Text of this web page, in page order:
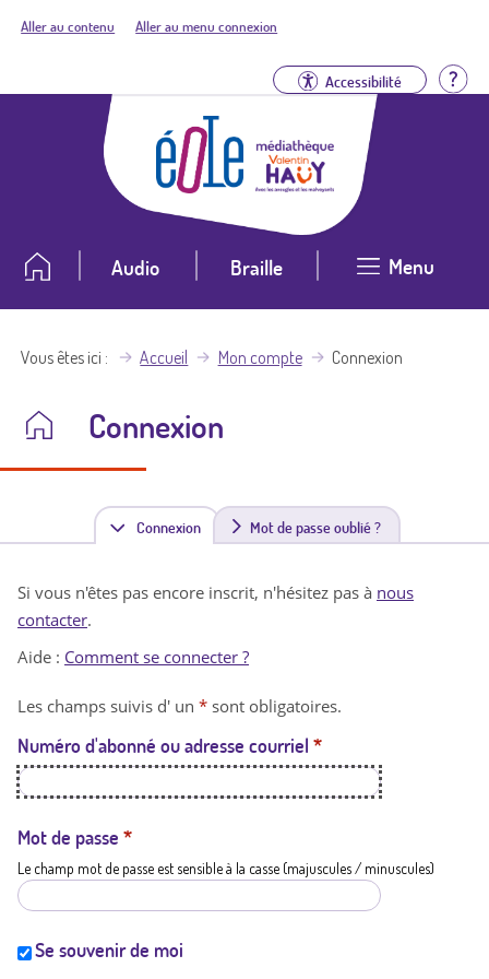
Aller au contenu Aller au menu connexion
Accessibilité
Audio Braille Menu
Vous êtes ici Accueil Mon compte Connexion
Connexion
Connexion(
n
t
a
t
i
Mot de passe oublié ?
Si vous n'êtes pas encore inscrit, n'hésitez pas à nous
contacter.
Aide : Comment se connecter ?
Les champs suivis d' un * sont obligatoires.
Numéro d'abonné ou adresse courriel *
Mot de passe *
Le champ mot de passe est sensible à la casse (majuscules / minuscules)
Se souvenir de moi